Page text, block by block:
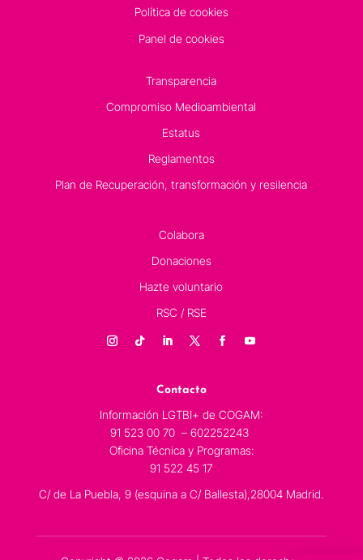
Política de cookies
Panel de cookies
Transparencia
Compromiso Medioambiental
Estatus
Reglamentos
Plan de Recuperación, transformación y resilencia
Colabora
Donaciones
Hazte voluntario
RSC / RSE
Contacto
Información LGTBI+ de COGAM:
91 523 00 70 – 602252243
Oficina Técnica y Programas:
91 522 45 17
C/ de La Puebla, 9 (esquina a C/ Ballesta),28004 Madrid.